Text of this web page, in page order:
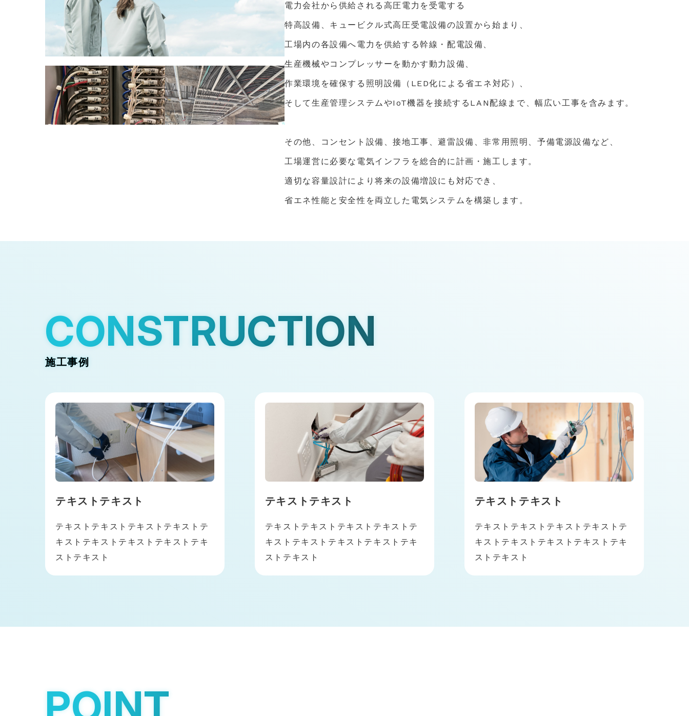
電力会社から供給される高圧電力を受電する
特高設備、キュービクル式高圧受電設備の設置から始まり、
工場内の各設備へ電力を供給する幹線・配電設備、
生産機械やコンプレッサーを動かす動力設備、
作業環境を確保する照明設備
（LED化による省エネ対応）、
そして生産管理システムやIoT機器を接続するLAN配線まで、幅広い工事を含みます。
その他、コンセント設備、接地工事、避雷設備、非常用照明、予備電源設備など、
工場運営に必要な電気インフラを総合的に計画・施工します。
適切な容量設計により将来の設備増設にも対応でき、
省エネ性能と安全性を両立した 電気システムを構築します。
CONSTRUCTION
施工事例
テキストテキスト
テキストテキストテキストテキストテ
キストテキストテキストテキストテキ
ストテキスト
テキストテキスト
テキストテキストテキストテキストテ
キストテキストテキストテキストテキ
ストテキスト
テキストテキスト
テキストテキストテキストテキストテ
キストテキストテキストテキストテキ
ストテキスト